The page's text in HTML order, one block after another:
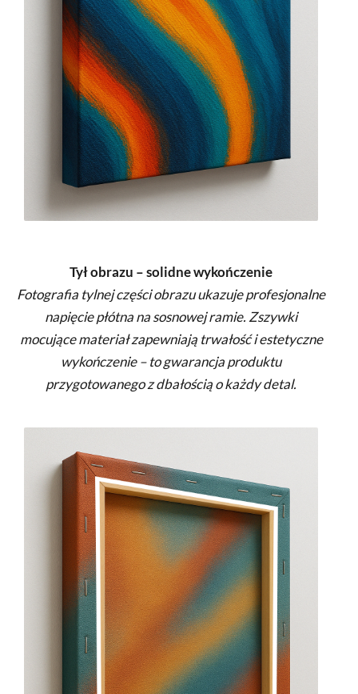
Tył obrazu – solidne wykończenie
Fotografia tylnej części obrazu ukazuje profesjonalne
napięcie płótna na sosnowej ramie. Zszywki
mocujące materiał zapewniają trwałość i estetyczne
wykończenie – to gwarancja produktu
przygotowanego z dbałością o każdy detal.